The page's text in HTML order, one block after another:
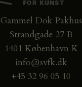
Gammel Dok Pakhus
Strandgade 27 B
1401 København K
info@svfk.dk
+45 32 96 05 10